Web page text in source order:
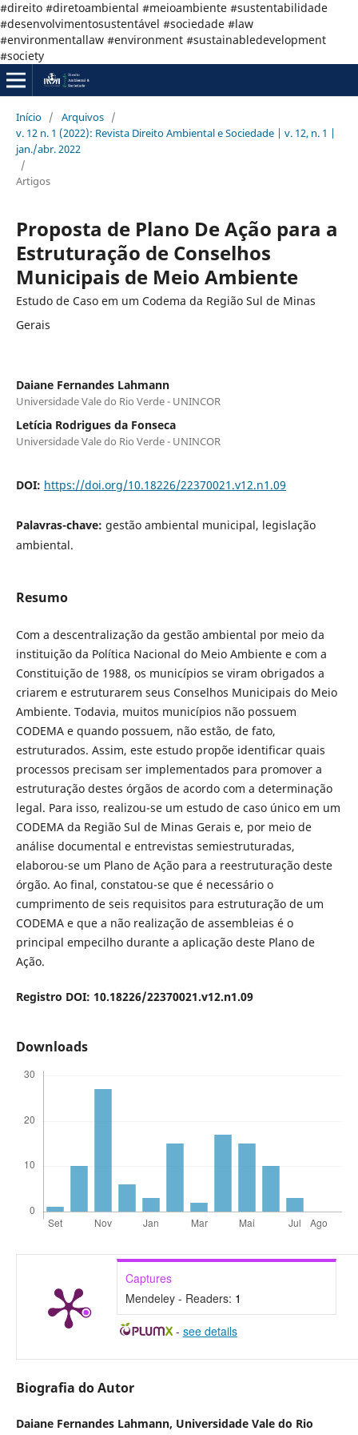
#direito #diretoambiental #meioambiente #sustentabilidade
#desenvolvimentosustentável #sociedade #law
#environmentallaw #environment #sustainabledevelopment
#society
Início / Arquivos /
v. 12 n. 1 (2022): Revista Direito Ambiental e Sociedade | v. 12, n. 1 |
jan./abr. 2022
/
Artigos
Proposta de Plano De Ação para a
Estruturação de Conselhos
Municipais de Meio Ambiente
Estudo de Caso em um Codema da Região Sul de Minas
Gerais
Daiane Fernandes Lahmann
Universidade Vale do Rio Verde - UNINCOR
Letícia Rodrigues da Fonseca
Universidade Vale do Rio Verde - UNINCOR
DOI: https://doi.org/10.18226/22370021.v12.n1.09
Palavras-chave: gestão ambiental municipal, legislação
ambiental.
Resumo
Com a descentralização da gestão ambiental por meio da
instituição da Política Nacional do Meio Ambiente e com a
Constituição de 1988, os municípios se viram obrigados a
criarem e estruturarem seus Conselhos Municipais do Meio
Ambiente. Todavia, muitos municípios não possuem
CODEMA e quando possuem, não estão, de fato,
estruturados. Assim, este estudo propõe identificar quais
processos precisam ser implementados para promover a
estruturação destes órgãos de acordo com a determinação
legal. Para isso, realizou-se um estudo de caso único em um
CODEMA da Região Sul de Minas Gerais e, por meio de
análise documental e entrevistas semiestruturadas,
elaborou-se um Plano de Ação para a reestruturação deste
órgão. Ao final, constatou-se que é necessário o
cumprimento de seis requisitos para estruturação de um
CODEMA e que a não realização de assembleias é o
principal empecilho durante a aplicação deste Plano de
Ação.
Registro DOI: 10.18226/22370021.v12.n1.09
Downloads
Captures
Mendeley - Readers: 1
- see details
Biografia do Autor
Daiane Fernandes Lahmann, Universidade Vale do Rio